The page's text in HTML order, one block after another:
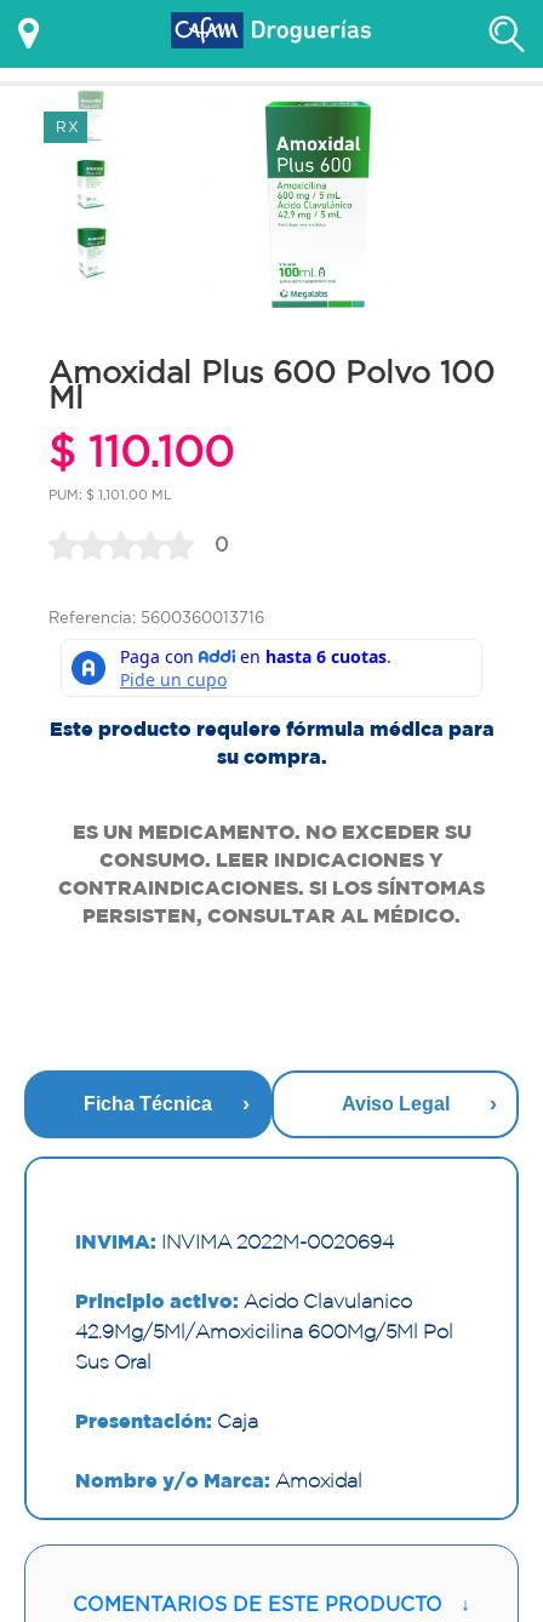
RX
Amoxidal Plus 600 Polvo 100
Ml
$ 110.100
PUM: $ 1,101.00 ML
0
Referencia: 5600360013716
Este producto requiere fórmula médica para
su compra.
ES UN MEDICAMENTO. NO EXCEDER SU
CONSUMO. LEER INDICACIONES Y
CONTRAINDICACIONES. SI LOS SÍNTOMAS
PERSISTEN, CONSULTAR AL MÉDICO.
Ficha Técnica Aviso Legal
INVIMA: INVIMA 2022M-0020694
Principio activo: Acido Clavulanico
42.9Mg/5Ml/Amoxicilina 600Mg/5Ml Pol
Sus Oral
Presentación: Caja
Nombre y/o Marca: Amoxidal
Proveedor:MEGALABS COLOMBIA SAS
Vía de administración:ORAL
COMENTARIOS DE ESTE PRODUCTO ↓